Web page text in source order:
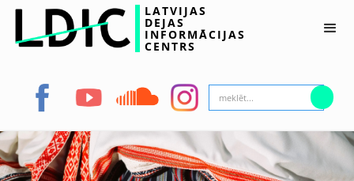
LATVIJAS
DEJAS
INFORMĀCIJAS
CENTRS